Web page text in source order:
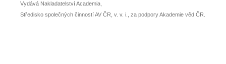
Vydává Nakladatelství Academia,
Středisko společných činností AV ČR, v. v. i., za podpory Akademie věd ČR.